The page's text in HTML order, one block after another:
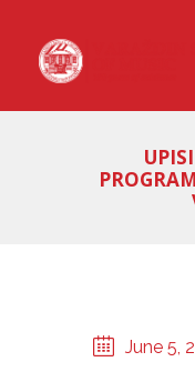
June 5,